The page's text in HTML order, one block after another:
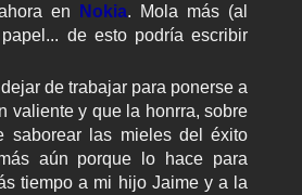
en Nokia. Mola más (al
de esto podría escribir
de trabajar para ponerse a
valiente y que la honrra, sobre
saborear las mieles del éxito
aún porque lo hace para
tiempo a mi hijo Jaime y a la